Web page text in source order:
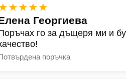
Георгиева
го за дъщеря ми и
поръчка